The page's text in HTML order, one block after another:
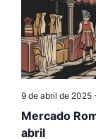
a
.
Mercado
abril
9 de abril de 2025